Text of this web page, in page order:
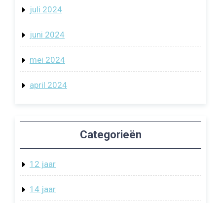
juli 2024
juni 2024
mei 2024
april 2024
Categorieën
12 jaar
14 jaar